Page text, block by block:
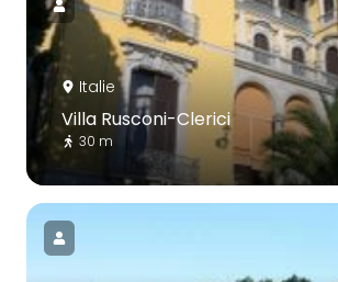
Italie
Villa Rusconi-Clerici
30 m